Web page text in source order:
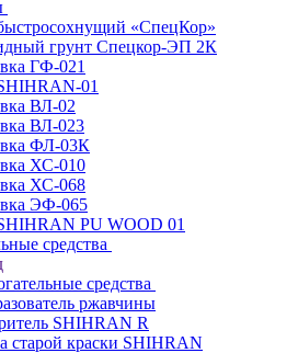
«СпецКор»
грунт Спецкор-ЭП 2К
ГФ-021
01
ВЛ-02
ВЛ-023
ФЛ-03К
ХС-010
ХС-068
ЭФ-065
PU WOOD 01
средства
средства
ржавчины
SHIHRAN R
старой краски SHIHRAN